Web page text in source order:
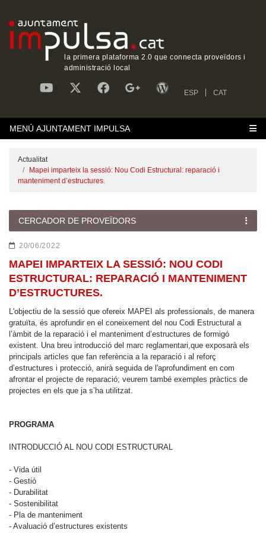
la primera plataforma 2.0 que connecta proveïdors i
administració local
ESP CAT
MENÚ AJUNTAMENT IMPULSA
Actualitat
Mapei imparteix la sessió: Nou Codi Estructural: reparació i
manteniment d’estructures.
CERCADOR DE PROVEÏDORS
20/06/2022
MAPEI IMPARTEIX LA SESSIÓ: NOU CODI
ESTRUCTURAL: REPARACIÓ I MANTENIMENT
D’ESTRUCTURES.
L'objectiu de la sessió que ofereix MAPEI als professionals, de manera
gratuïta, és aprofundir en el coneixement del nou Codi Estructural a
l’àmbit de la reparació i el manteniment d’estructures de formigó
existent. Una breu introducció del marc reglamentari,que exposarà els
principals articles que fan referència a la reparació i al reforç
d’estructures i protecció, anirà seguida de l'aprofundiment en com
afrontar el projecte de reparació; veurem també exemples pràctics de
projectes en els que ja s’ha utilitzat.
PROGRAMA
INTRODUCCIÓ AL NOU CODI ESTRUCTURAL
- Vida útil
- Gestió
- Durabilitat
- Sostenibilitat
- Pla de manteniment
- Avaluació d’estructures existents